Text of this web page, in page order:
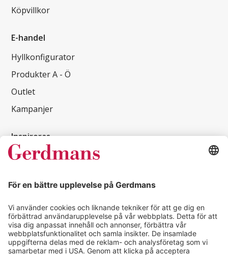
Köpvillkor
E-handel
Hyllkonfigurator
Produkter A - Ö
Outlet
Kampanjer
Inspireras
Kundcase
Läsvärt
Kontakt
info@gerdmans.se